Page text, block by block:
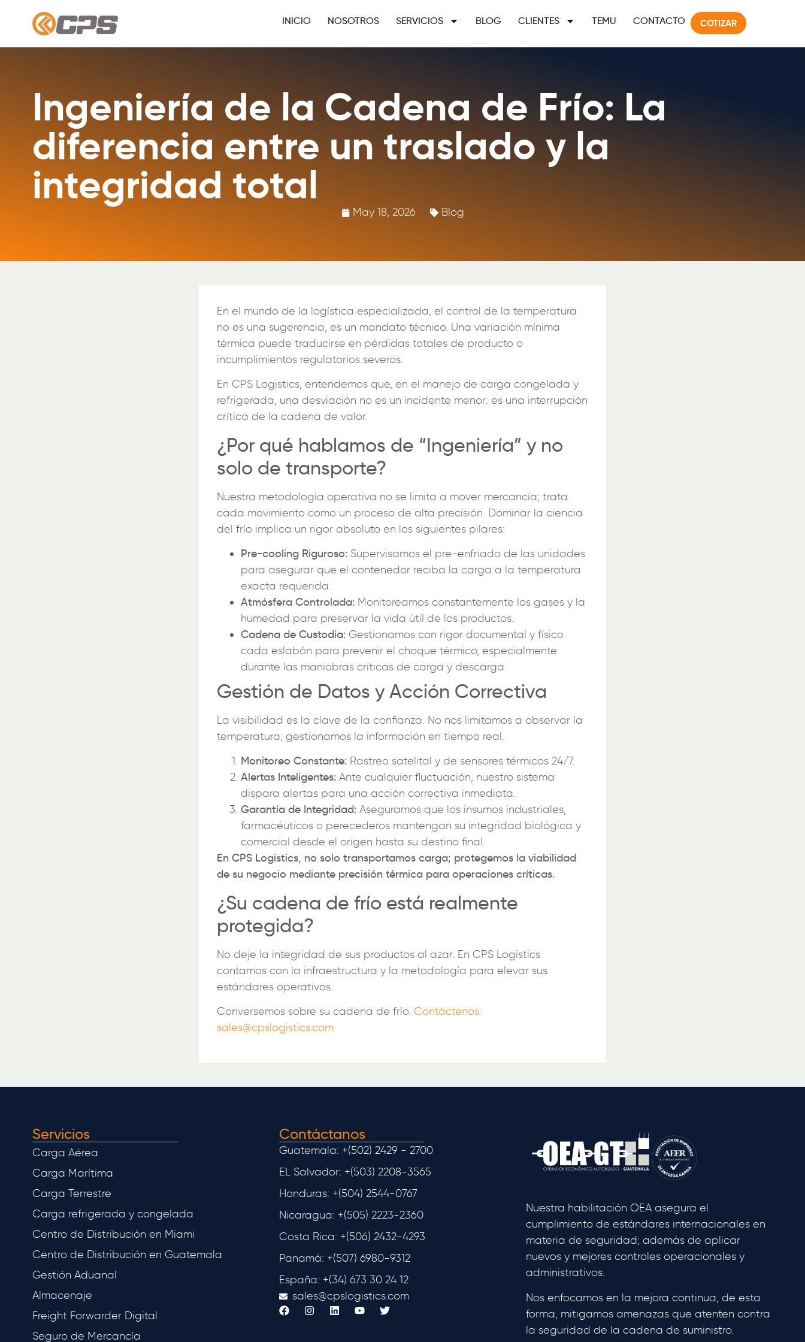
INICIO NOSOTROS SERVICIOS BLOG CLIENTES TEMU CONTACTO COTIZAR
Ingeniería de la Cadena de Frío: La
diferencia entre un traslado y la
integridad total
May 18, 2026 Blog
En el mundo de la logística especializada, el control de la temperatura
no es una sugerencia, es un mandato técnico. Una variación mínima
térmica puede traducirse en pérdidas totales de producto o
incumplimientos regulatorios severos.
En CPS Logistics, entendemos que, en el manejo de carga congelada y
refrigerada, una desviación no es un incidente menor: es una interrupción
crítica de la cadena de valor.
¿Por qué hablamos de “Ingeniería” y no
solo de transporte?
Nuestra metodología operativa no se limita a mover mercancía; trata
cada movimiento como un proceso de alta precisión. Dominar la ciencia
del frío implica un rigor absoluto en los siguientes pilares:
Pre-cooling Riguroso:Supervisamos el pre-enfriado de las unidades
para asegurar que el contenedor reciba la carga a la temperatura
exacta requerida.
Atmósfera Controlada:Monitoreamos constantemente los gases y la
humedad para preservar la vida útil de los productos.
Cadena de Custodia:Gestionamos con rigor documental y físico
cada eslabón para prevenir el choque térmico, especialmente
durante las maniobras críticas de carga y descarga.
Gestión de Datos y Acción Correctiva
La visibilidad es la clave de la confianza. No nos limitamos a observar la
temperatura; gestionamos la información en tiempo real.
Monitoreo Constante:Rastreo satelital y de sensores térmicos 24/7.
Alertas Inteligentes:Ante cualquier fluctuación, nuestro sistema
dispara alertas para una acción correctiva inmediata.
Garantía de Integridad:Aseguramos que los insumos industriales,
farmacéuticos o perecederos mantengan su integridad biológica y
comercial desde el origen hasta su destino final.
En CPS Logistics, no solo transportamos carga; protegemos la viabilidad
de su negocio mediante precisión térmica para operaciones críticas.
¿Su cadena de frío está realmente
protegida?
No deje la integridad de sus productos al azar. En CPS Logistics
contamos con la infraestructura y la metodología para elevar sus
estándares operativos.
Conversemos sobre su cadena de frío. Contáctenos:
sales@cpslogistics.com
Servicios
Carga Aérea
Carga Marítima
Carga Terrestre
Carga refrigerada y congelada
Centro de Distribución en Miami
Centro de Distribución en Guatemala
Gestión Aduanal
Almacenaje
Freight Forwarder Digital
Seguro de Mercancía
Contáctanos
Guatemala: +(502) 2429 - 2700
EL Salvador: +(503) 2208-3565
Honduras: +(504) 2544-0767
Nicaragua: +(505) 2223-2360
Costa Rica: +(506) 2432-4293
Panamá: +(507) 6980-9312
España: +(34) 673 30 24 12
sales@cpslogistics.com
Nuestra habilitación OEA asegura el
cumplimiento de estándares internacionales en
materia de seguridad; además de aplicar
nuevos y mejores controles operacionales y
administrativos.
Nos enfocamos en la mejora continua, de esta
forma, mitigamos amenazas que atenten contra
la seguridad de la cadena de suministro.